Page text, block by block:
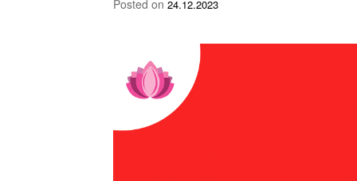
Posted on 24.12.2023